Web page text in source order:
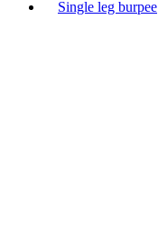
Single leg burpee